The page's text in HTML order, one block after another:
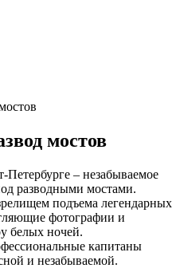
мостов
Петербурге – незабываемое
разводными мостами.
подъема легендарных
фотографии и
белых ночей.
капитаны
и незабываемой.